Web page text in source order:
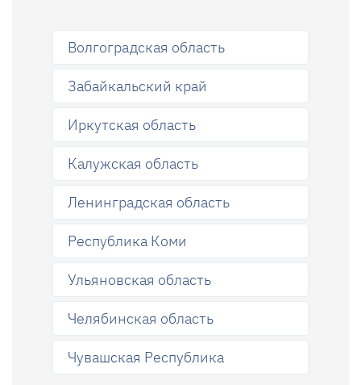
Волгоградская область
Забайкальский край
Иркутская область
Калужская область
Ленинградская область
Республика Коми
Ульяновская область
Челябинская область
Чувашская Республика